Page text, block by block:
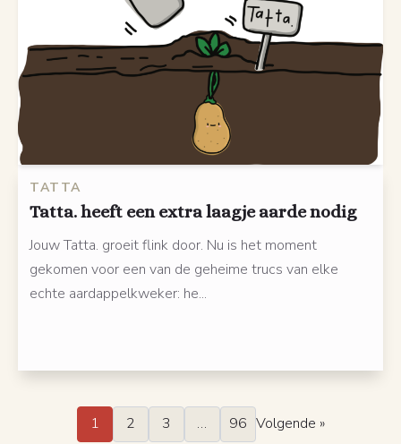
TATTA
Tatta. heeft een extra laagje aarde nodig
Jouw Tatta. groeit flink door. Nu is het moment
gekomen voor een van de geheime trucs van elke
echte aardappelkweker: he...
1 2 3 … 96 Volgende »